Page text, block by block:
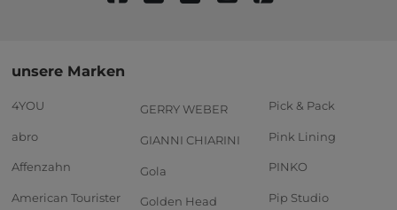
unsere Marken
4YOU
abro
Affenzahn
American Tourister
GERRY WEBER
GIANNI CHIARINI
Gola
Golden Head
Pick & Pack
Pink Lining
PINKO
Pip Studio